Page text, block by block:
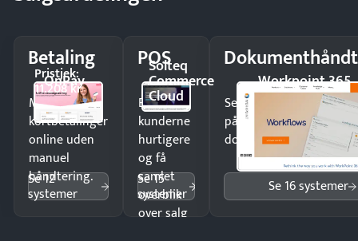
Betaling
OnPay
Pristjek:
11.208 kr
Modtag
kortbetalinger
online uden
manuel
håndtering.
Se 12
systemer
POS
Solteq
Commerce
Cloud
Ekspedér
kunderne
hurtigere
og få
samlet
overblik
over salg
Se 15
systemer
Workpoint 365
Send kontrakter til
på minutter og mist
dokumenter.
Se 16 systemer